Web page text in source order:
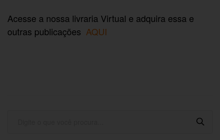
Acesse a nossa livraria Virtual e adquira essa e
outras publicações AQUI